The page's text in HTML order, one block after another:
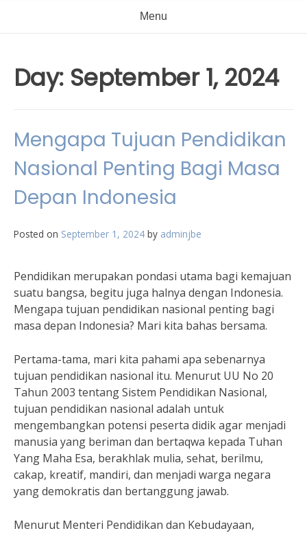
Menu
Day: September 1, 2024
Mengapa Tujuan Pendidikan
Nasional Penting Bagi Masa
Depan Indonesia
Posted on September 1, 2024 by adminjbe
Pendidikan merupakan pondasi utama bagi kemajuan
suatu bangsa, begitu juga halnya dengan Indonesia.
Mengapa tujuan pendidikan nasional penting bagi
masa depan Indonesia? Mari kita bahas bersama.
Pertama-tama, mari kita pahami apa sebenarnya
tujuan pendidikan nasional itu. Menurut UU No 20
Tahun 2003 tentang Sistem Pendidikan Nasional,
tujuan pendidikan nasional adalah untuk
mengembangkan potensi peserta didik agar menjadi
manusia yang beriman dan bertaqwa kepada Tuhan
Yang Maha Esa, berakhlak mulia, sehat, berilmu,
cakap, kreatif, mandiri, dan menjadi warga negara
yang demokratis dan bertanggung jawab.
Menurut Menteri Pendidikan dan Kebudayaan,